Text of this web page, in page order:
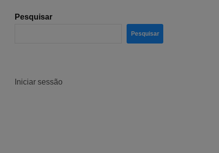
Pesquisar
Pesquisar
Iniciar sessão